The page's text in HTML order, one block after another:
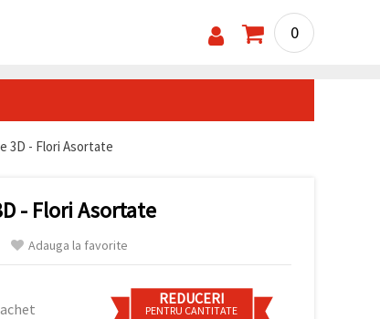
0
3D - Flori Asortate
- Flori Asortate
Adauga la favorite
REDUCERI
PENTRU CANTITATE